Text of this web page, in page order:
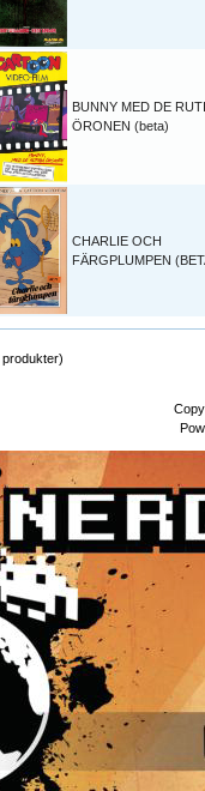
BUNNY MED DE
ÖRONEN (beta)
CHARLIE OCH
FÄRGPLUMPEN
produkter)